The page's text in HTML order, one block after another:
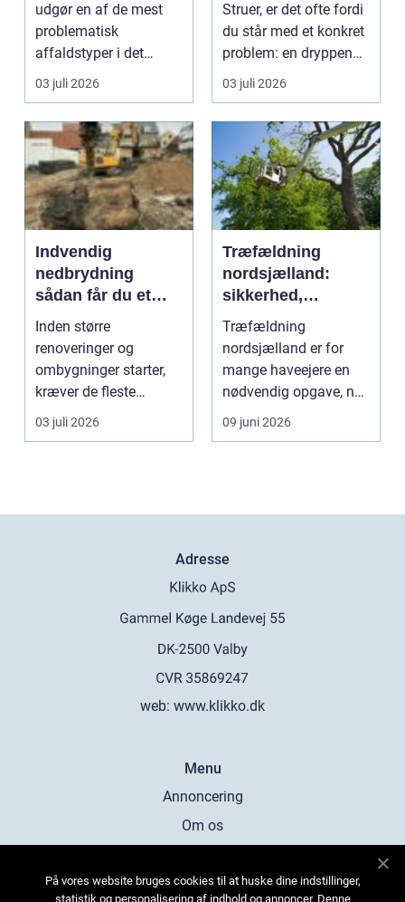
udgør en af de mest
problematisk
affaldstyper i det
moderne samfund,
03 juli 2026
Struer, er det ofte fordi
du står med et konkret
problem: en dryppende
vandha...
03 juli 2026
Indvendig
nedbrydning
sådan får du et
sikkert
udgangspunkt for
ombygning
Inden større
renoveringer og
ombygninger starter,
kræver de fleste
bygninger en grundig
03 juli 2026
Træfældning
nordsjælland:
sikkerhed,
planlægning og
professionel hjælp
Træfældning
nordsjælland er for
mange haveejere en
nødvendig opgave, når
store træer skaber
09 juni 2026
Adresse
web: www.klikko.dk
Menu
Annoncering
Om os
Kontakt os
På vores website bruges cookies til at huske dine indstillinger,
statistik og personalisering af indhold og annoncer. Denne